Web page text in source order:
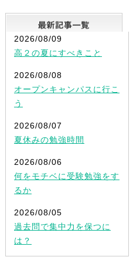
2026/08/09
高２の夏にすべきこと
2026/08/08
オープンキャンパスに行こ
う
2026/08/07
夏休みの勉強時間
2026/08/06
何をモチベに受験勉強をす
るか
2026/08/05
過去問で集中力を保つに
は？